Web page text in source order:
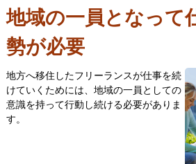
地域の一員となって
勢が必要
地方へ移住したフリーランスが仕事を続
けていくためには、地域の一員としての
意識を持って行動し続ける必要がありま
す。